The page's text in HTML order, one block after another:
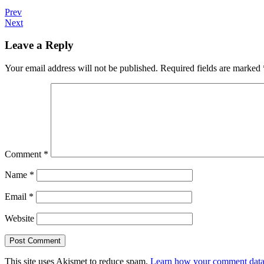
Prev
Next
Leave a Reply
Your email address will not be published. Required fields are marked
Comment *
Name *
Email *
Website
This site uses Akismet to reduce spam. Learn how your comment